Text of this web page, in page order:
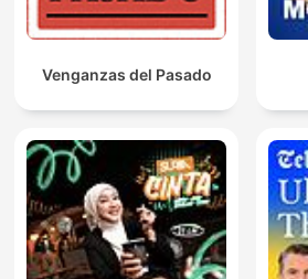
Venganzas del Pasado